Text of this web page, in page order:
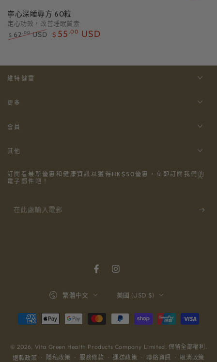
寧心深睡專方 60粒
定心功效，改善睡眠質素
$ 62 .00 USD
$ 55 .00 USD
維特健靈
更多
會員
其他
訂閱看最新優惠和健康資訊以獲得HK$50優惠，立即訂閱我們的
電子郵件吧！
在
FacebookInstagram
© 2026, Vita Green Health Products Company Limited . 保留全部權利.
退款政策
隱私政策 服務條款 運送政策 聯絡資訊 取消政策
言
繁體中文
家/
區
美國 (USD $)
方